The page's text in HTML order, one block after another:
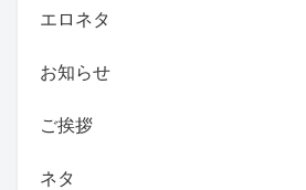
エロネタ
お知らせ
ご挨拶
ネタ